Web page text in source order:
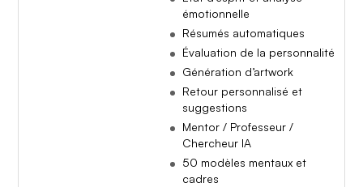
émotionnelle
Résumés automatiques
Évaluation de la personnalité
Génération d’artwork
Retour personnalisé et
suggestions
Mentor / Professeur /
Chercheur IA
50 modèles mentaux et
cadres